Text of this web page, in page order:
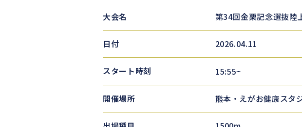
大会名 第34回金栗記念選抜陸
日付 2026.04.11
スタート時刻 15:55~
開催場所 熊本・えがお健康スタ